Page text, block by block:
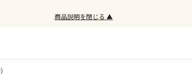
荷対応とな
商品説明を閉じる ▲